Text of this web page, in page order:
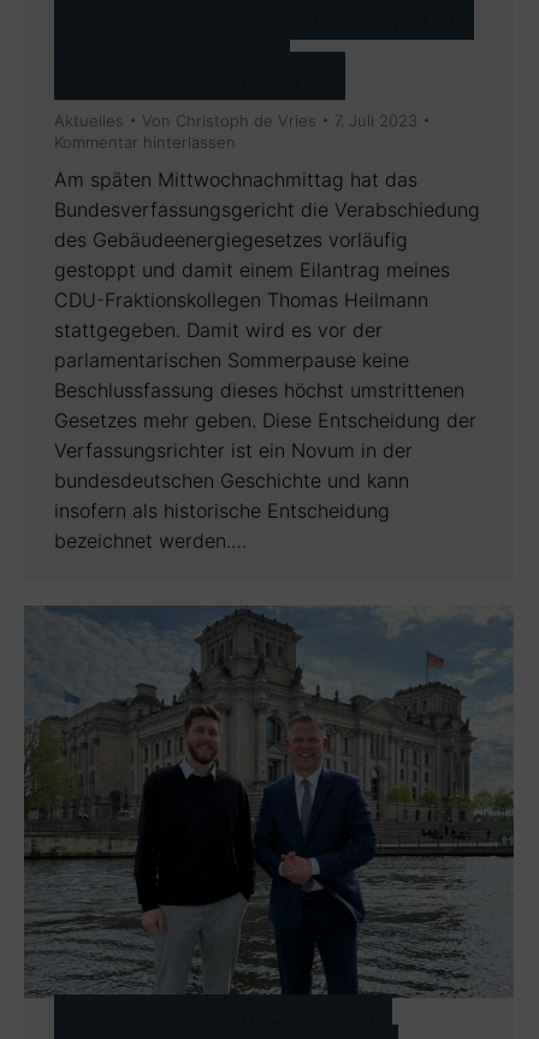
Aktuelles Von Christoph de Vries
7. Juli 2023
Kommentar hinterlassen
Am späten Mittwochnachmittag hat das
Bundesverfassungsgericht die Verabschiedung
des Gebäudeenergiegesetzes vorläufig
gestoppt und damit einem Eilantrag meines
CDU-Fraktionskollegen Thomas Heilmann
stattgegeben. Damit wird es vor der
parlamentarischen Sommerpause keine
Beschlussfassung dieses höchst umstrittenen
Gesetzes mehr geben. Diese Entscheidung der
Verfassungsrichter ist ein Novum in der
bundesdeutschen Geschichte und kann
insofern als historische Entscheidung
bezeichnet werden.…